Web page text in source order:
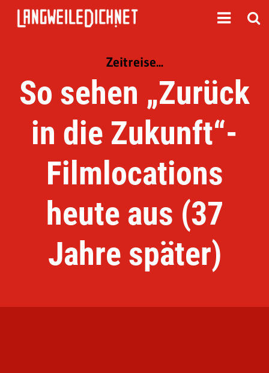
Zeitreise...
So sehen „Zurück
in die Zukunft“-
Filmlocations
heute aus (37
Jahre später)